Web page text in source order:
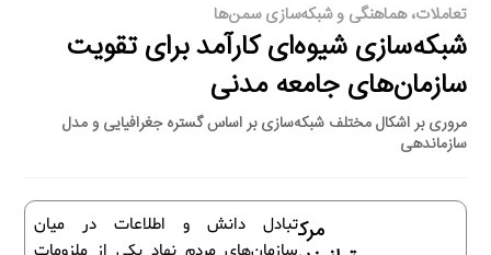
تعاملات، هماهنگی و شبکه‌سازی سمن‌ها
شبکه‌سازی شیوه‌ای کارآمد برای تقویت
سازمان‌های جامعه مدنی
مروری بر اشکال مختلف شبکه‌سازی بر اساس گستره جغرافیایی و مدل
سازماندهی
تبادل دانش و اطلاعات در میانمرکز